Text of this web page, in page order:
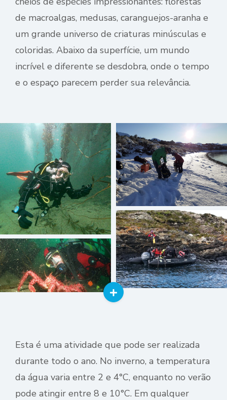
de macroalgas, medusas, caranguejos-aranha e
um grande universo de criaturas minúsculas e
coloridas. Abaixo da superfície, um mundo
incrível e diferente se desdobra, onde o tempo
e o espaço parecem perder sua relevância.
Esta é uma atividade que pode ser realizada
durante todo o ano. No inverno, a temperatura
da água varia entre 2 e 4°C, enquanto no verão
pode atingir entre 8 e 10°C. Em qualquer